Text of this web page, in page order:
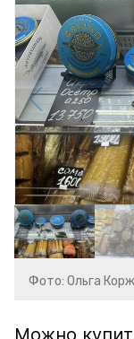
Фото: Ольга
Можно